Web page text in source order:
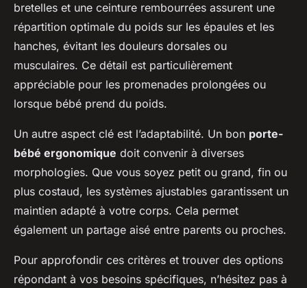
bretelles et une ceinture rembourrées assurent une
répartition optimale du poids sur les épaules et les
hanches, évitant les douleurs dorsales ou
musculaires. Ce détail est particulièrement
appréciable pour les promenades prolongées ou
lorsque bébé prend du poids.
Un autre aspect clé est l’adaptabilité. Un bon porte-
bébé ergonomique doit convenir à diverses
morphologies. Que vous soyez petit ou grand, fin ou
plus costaud, les systèmes ajustables garantissent un
maintien adapté à votre corps. Cela permet
également un partage aisé entre parents ou proches.
Pour approfondir ces critères et trouver des options
répondant à vos besoins spécifiques, n’hésitez pas à